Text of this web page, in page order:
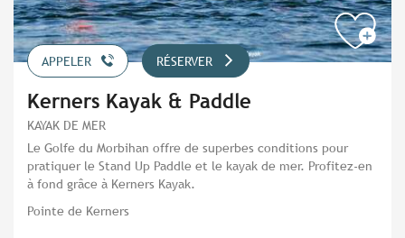
APPELER RÉSERVER
Kerners Kayak & Paddle
KAYAK DE MER
Le Golfe du Morbihan offre de superbes conditions pour
pratiquer le Stand Up Paddle et le kayak de mer. Profitez-en
à fond grâce à Kerners Kayak.
Pointe de Kerners